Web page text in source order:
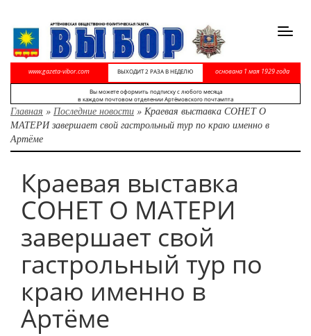
www.gazeta-vibor.com ВЫХОДИТ 2 РАЗА В НЕДЕЛЮ основана 1 мая 1929 года
Вы можете оформить подписку с любого месяца
в каждом почтовом отделении Артёмовского почтампта
Главная » Последние новости » Краевая выставка СОНЕТ О
МАТЕРИ завершает свой гастрольный тур по краю именно в
Артёме
Краевая выставка
СОНЕТ О МАТЕРИ
завершает свой
гастрольный тур по
краю именно в
Артёме